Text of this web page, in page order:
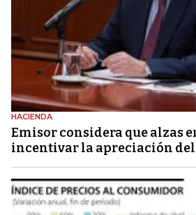
HACIENDA
Emisor considera que alzas
incentivar la apreciación del